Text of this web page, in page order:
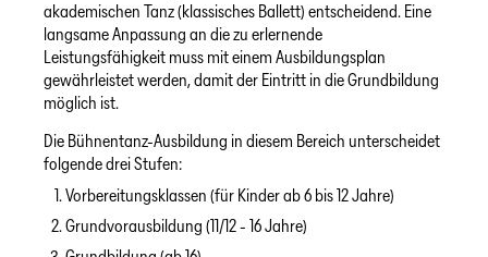
akademischen Tanz (klassisches Ballett) entscheidend. Eine
langsame Anpassung an die zu erlernende
Leistungsfähigkeit muss mit einem Ausbildungsplan
gewährleistet werden, damit der Eintritt in die Grundbildung
möglich ist.
Die Bühnentanz-Ausbildung in diesem Bereich unterscheidet
folgende drei Stufen:
Vorbereitungsklassen (für Kinder ab 6 bis 12 Jahre)
Grundvorausbildung (11/12 - 16 Jahre)